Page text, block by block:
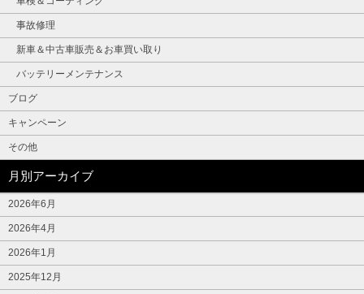
事故修理
新車＆中古車販売＆お車買い取り
バッテリーメンテナンス
ブログ
キャンペーン
その他
月別アーカイブ
2026年6月
2026年4月
2026年1月
2025年12月